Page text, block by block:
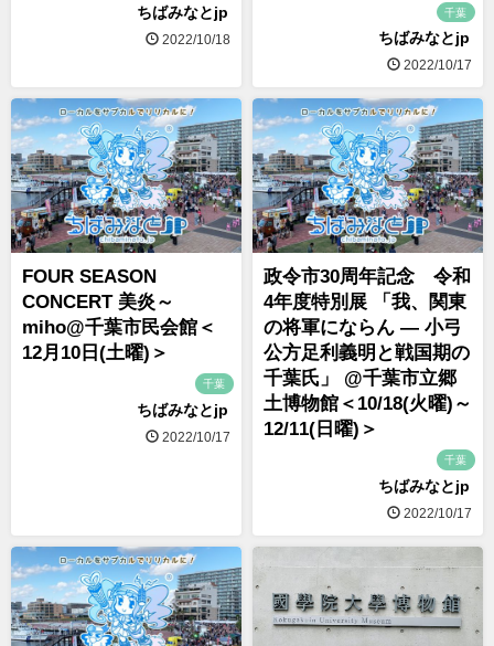
ちばみなとjp
2022/10/18
千葉
ちばみなとjp
2022/10/17
FOUR SEASON
CONCERT 美炎～
miho@千葉市民会館＜
12月10日(土曜)＞
千葉
ちばみなとjp
2022/10/17
政令市30周年記念 令和
4年度特別展 「我、関東
の将軍にならん ― 小弓
公方足利義明と戦国期の
千葉氏」 @千葉市立郷
土博物館＜10/18(火曜)～
12/11(日曜)＞
千葉
ちばみなとjp
2022/10/17